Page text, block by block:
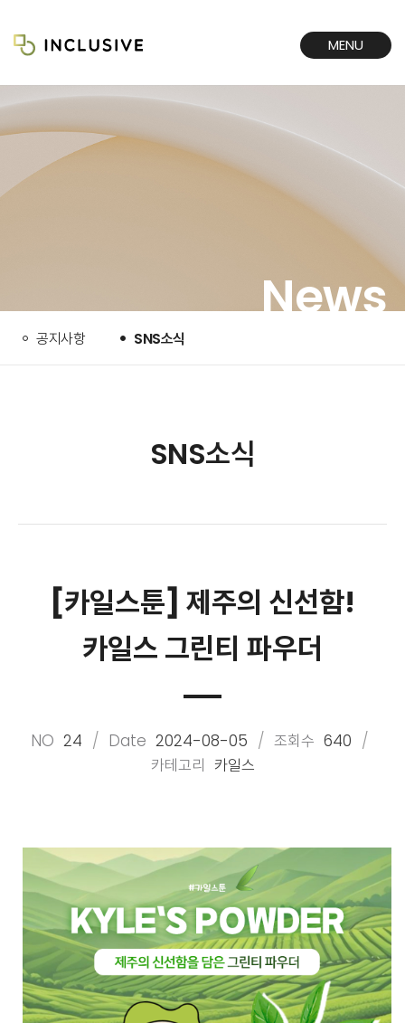
MENU
News
공지사항 SNS소식
SNS소식
[카일스툰] 제주의 신선함!
카일스 그린티 파우더
NO 24 Date 2024-08-05 조회수 640
카테고리 카일스